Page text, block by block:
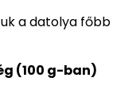
a datolya főbb
(100 g-ban)